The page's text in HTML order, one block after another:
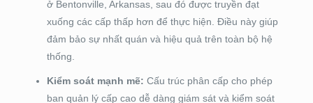
ở Bentonville, Arkansas, sau đó được truyền đạt
xuống các cấp thấp hơn để thực hiện. Điều này giúp
đảm bảo sự nhất quán và hiệu quả trên toàn bộ hệ
thống.
Kiểm soát mạnh mẽ: Cấu trúc phân cấp cho phép
ban quản lý cấp cao dễ dàng giám sát và kiểm soát